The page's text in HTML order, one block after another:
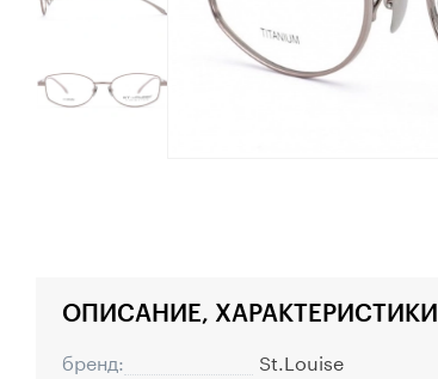
ОПИСАНИЕ, ХАРАКТЕРИСТИКИ
бренд:
St.Louise